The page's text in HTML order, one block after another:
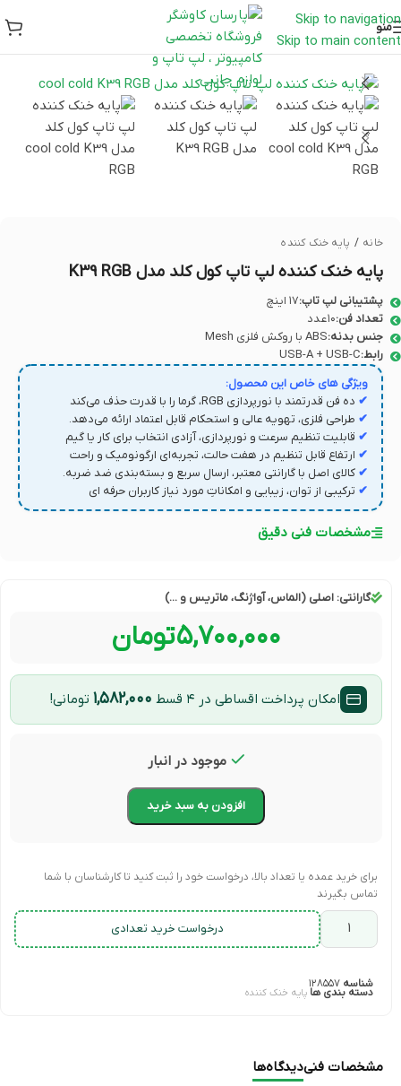
Skip to navigation
Skip to main content
منو
خانه / پایه خنک کننده
پایه خنک کننده لپ تاپ کول کلد مدل K39 RGB
پشتیبانی لپ تاپ:۱۷ اینچ
تعداد فن:۱۰ عدد
جنس بدنه:ABS با روکش فلزی Mesh
رابط:USB-A + USB-C
ویژگی های خاص این محصول:
✔ ده فن قدرتمند با نورپردازی RGB، گرما را با قدرت حذف می‌کند
✔ طراحی فلزی، تهویه عالی و استحکام قابل اعتماد ارائه می‌دهد.
✔ قابلیت تنظیم سرعت و نورپردازی، آزادی انتخاب برای کار یا گیم
✔ ارتفاع قابل تنظیم در هفت حالت، تجربه‌ای ارگونومیک و راحت
✔ کالای اصل با گارانتی معتبر، ارسال سریع و بسته‌بندی ضد ضربه.
✔ ترکیبی از توان، زیبایی و امکاناتِ مورد نیاز کاربران حرفه‌ ای
مشخصات فنی دقیق
گارانتی: اصلی (الماس، آواژنگ، ماتریس و ...)
۵,۷۰۰,۰۰۰تومان
امکان پرداخت اقساطی در ۴ قسط ۱,۵۸۲,۰۰۰ تومانی!
موجود در انبار
افزودن به سبد خرید
برای خرید عمده یا تعداد بالا، درخواست خود را ثبت کنید تا کارشناسان با شما
تماس بگیرند
درخواست خرید تعدادی
شناسه ۱۲۸۵۵۷
دسته بندی ها پایه خنک کننده
مشخصات فنیدیدگاه‌ها